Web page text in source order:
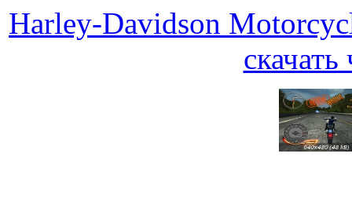
Harley-Davidson
скачать